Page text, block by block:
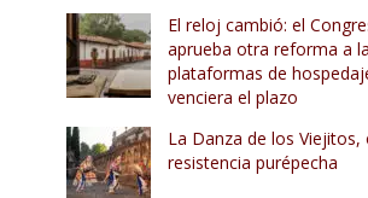
El reloj cambió: el
aprueba otra reforma a
plataformas de
venciera el plazo
La Danza de los
resistencia purépecha